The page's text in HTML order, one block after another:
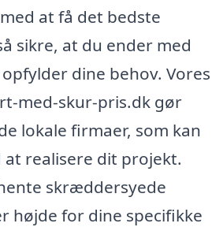
at få det bedste
sikre, at du ender med
dine behov. Vores
med-skur-pris.dk gør
lokale firmaer, som kan
realisere dit projekt.
skræddersyede
højde for dine specifikke